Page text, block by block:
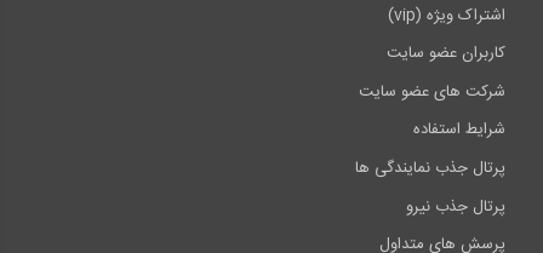
اشتراک ویژه (vip)
کاربران عضو سایت
شرکت های عضو سایت
شرایط استفاده
پرتال جذب نمایندگی ها
پرتال جذب نیرو
پرسش های متداول